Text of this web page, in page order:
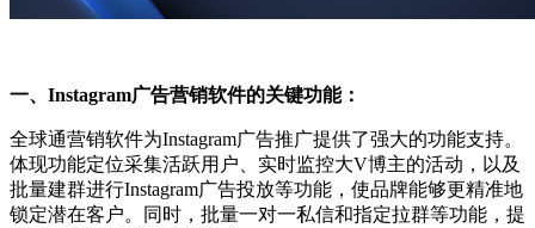
一、Instagram广告营销软件的关键功能：
全球通营销软件为Instagram广告推广提供了强大的功能支持。
体现功能定位采集活跃用户、实时监控大V博主的活动，以及
批量建群进行Instagram广告投放等功能，使品牌能够更精准地
锁定潜在客户。同时，批量一对一私信和指定拉群等功能，提